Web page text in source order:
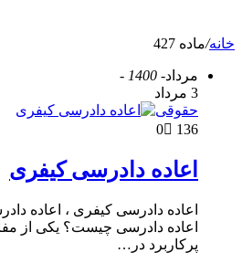
خانه/ماده 427
مرداد- 1400 -
3 مرداد
حقوقی
0
136
اعاده دادرسی کیفری
اعاده دادرسی کیفری ، اعاده
اعاده دادرسی چیست؟ یکی از
پرکاربرد در…